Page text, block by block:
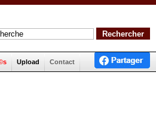
Upload Contact